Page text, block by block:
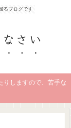
るブログです
さい
りしますので、苦手な